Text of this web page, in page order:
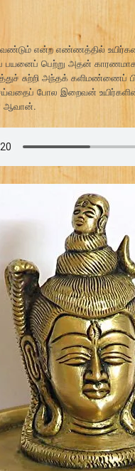
வேண்டும் என்ற எண்ணத்தில்
பயனைப் பெற்று அதன் காரணமாக
சுற்றி அந்தக் களிமண்ணைப்
போல இறைவன்
ஆவான்.